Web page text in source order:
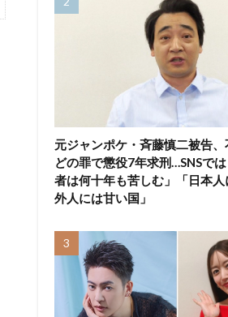
元ジャンポケ・斉藤慎二被告
どの罪で懲役7年求刑…SNSで
者は何十年も苦しむ」「日本
外人には甘い国」